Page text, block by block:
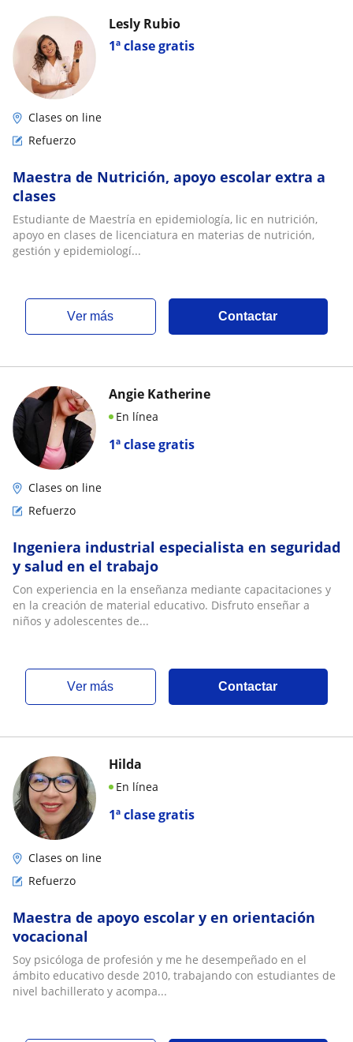
1ª clase gratis
Lesly Rubio
Clases on line
Refuerzo
Maestra de Nutrición, apoyo escolar extra a
clases
Estudiante de Maestría en epidemiología, lic en nutrición,
apoyo en clases de licenciatura en materias de nutrición,
gestión y epidemiologí...
ver más Contactar
1ª clase gratis
Angie Katherine
En línea
Clases on line
Refuerzo
Ingeniera industrial especialista en seguridad
y salud en el trabajo
Con experiencia en la enseñanza mediante capacitaciones y
en la creación de material educativo. Disfruto enseñar a
niños y adolescentes de...
ver más Contactar
1ª clase gratis
Hilda
En línea
Clases on line
Refuerzo
Maestra de apoyo escolar y en orientación
vocacional
Soy psicóloga de profesión y me he desempeñado en el
ámbito educativo desde 2010, trabajando con estudiantes de
nivel bachillerato y acompa...